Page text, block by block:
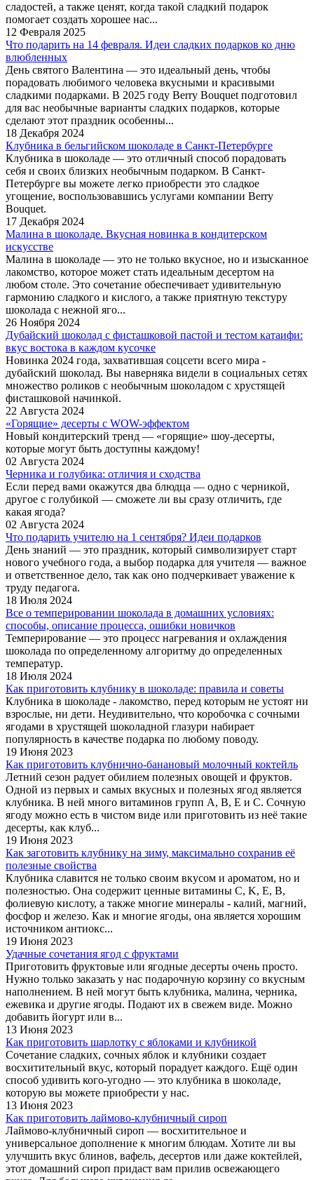
сладостей, а также ценят, когда такой сладкий подарок
помогает создать хорошее нас...
12 Февраля 2025
Что подарить на 14 февраля. Идеи сладких подарков ко дню
влюбленных
День святого Валентина — это идеальный день, чтобы
порадовать любимого человека вкусными и красивыми
сладкими подарками. В 2025 году Berry Bouquet подготовил
для вас необычные варианты сладких подарков, которые
сделают этот праздник особенны...
18 Декабря 2024
Клубника в бельгийском шоколаде в Санкт-Петербурге
Клубника в шоколаде — это отличный способ порадовать
себя и своих близких необычным подарком. В Санкт-
Петербурге вы можете легко приобрести это сладкое
угощение, воспользовавшись услугами компании Berry
Bouquet.
17 Декабря 2024
Малина в шоколаде. Вкусная новинка в кондитерском
искусстве
Малина в шоколаде — это не только вкусное, но и изысканное
лакомство, которое может стать идеальным десертом на
любом столе. Это сочетание обеспечивает удивительную
гармонию сладкого и кислого, а также приятную текстуру
шоколада с нежной яго...
26 Ноября 2024
Дубайский шоколад с фисташковой пастой и тестом катаифи:
вкус востока в каждом кусочке
Новинка 2024 года, захватившая соцсети всего мира -
дубайский шоколад. Вы наверняка видели в социальных сетях
множество роликов с необычным шоколадом с хрустящей
фисташковой начинкой.
22 Августа 2024
«Горящие» десерты с WOW-эффектом
Новый кондитерский тренд — «горящие» шоу-десерты,
которые могут быть доступны каждому!
02 Августа 2024
Черника и голубика: отличия и сходства
Если перед вами окажутся два блюдца — одно с черникой,
другое с голубикой — сможете ли вы сразу отличить, где
какая ягода?
02 Августа 2024
Что подарить учителю на 1 сентября? Идеи подарков
День знаний — это праздник, который символизирует старт
нового учебного года, а выбор подарка для учителя — важное
и ответственное дело, так как оно подчеркивает уважение к
труду педагога.
18 Июля 2024
Все о темперировании шоколада в домашних условиях:
способы, описание процесса, ошибки новичков
Темперирование — это процесс нагревания и охлаждения
шоколада по определенному алгоритму до определенных
температур.
18 Июля 2024
Как приготовить клубнику в шоколаде: правила и советы
Клубника в шоколаде - лакомство, перед которым не устоят ни
взрослые, ни дети. Неудивительно, что коробочка с сочными
ягодами в хрустящей шоколадной глазури набирает
популярность в качестве подарка по любому поводу.
19 Июня 2023
Как приготовить клубнично-банановый молочный коктейль
Летний сезон радует обилием полезных овощей и фруктов.
Одной из первых и самых вкусных и полезных ягод является
клубника. В ней много витаминов групп А, В, Е и С. Сочную
ягоду можно есть в чистом виде или приготовить из неё такие
десерты, как клуб...
19 Июня 2023
Как заготовить клубнику на зиму, максимально сохранив её
полезные свойства
Клубника славится не только своим вкусом и ароматом, но и
полезностью. Она содержит ценные витамины C, K, E, B,
фолиевую кислоту, а также многие минералы - калий, магний,
фосфор и железо. Как и многие ягоды, она является хорошим
источником антиокс...
19 Июня 2023
Удачные сочетания ягод с фруктами
Приготовить фруктовые или ягодные десерты очень просто.
Нужно только заказать у нас подарочную корзину со вкусным
наполнением. В ней могут быть клубника, малина, черника,
ежевика и другие ягоды. Подают их в свежем виде. Можно
добавить йогурт или в...
13 Июня 2023
Как приготовить шарлотку с яблоками и клубникой
Сочетание сладких, сочных яблок и клубники создает
восхитительный вкус, который порадует каждого. Ещё один
способ удивить кого-угодно — это клубника в шоколаде,
которую вы можете приобрести у нас.
13 Июня 2023
Как приготовить лаймово-клубничный сироп
Лаймово-клубничный сироп — восхитительное и
универсальное дополнение к многим блюдам. Хотите ли вы
улучшить вкус блинов, вафель, десертов или даже коктейлей,
этот домашний сироп придаст вам прилив освежающего